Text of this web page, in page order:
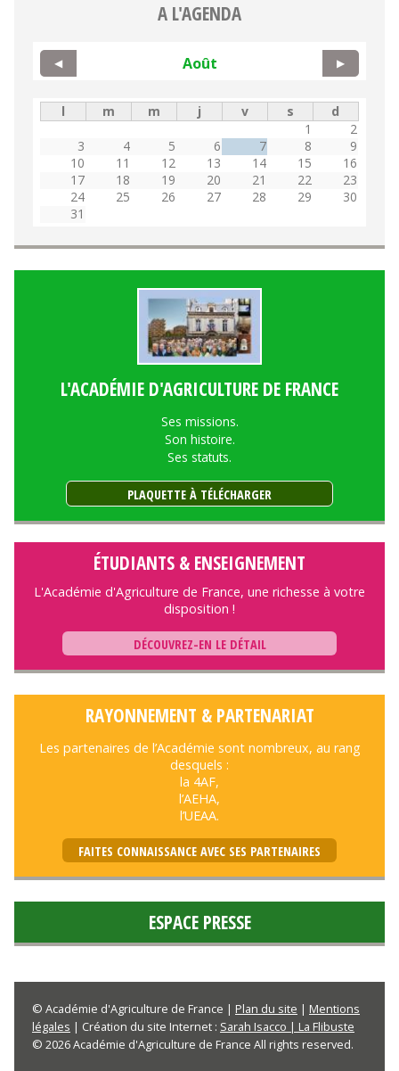
A L'AGENDA
Août
◀ ▶
l m m j v s
d
1
2
3
4 5 6 7 8
9
10
11 12 13 14 15
16
17
18 19 20 21 22
23
24
25 26 27 28 29
30
31
L'ACADÉMIE D'AGRICULTURE DE FRANCE
Ses missions.
Son histoire.
Ses statuts.
PLAQUETTE À TÉLÉCHARGER
ÉTUDIANTS & ENSEIGNEMENT
L'Académie d'Agriculture de France, une richesse à votre
disposition !
DÉCOUVREZ-EN LE DÉTAIL
RAYONNEMENT & PARTENARIAT
Les partenaires de l’Académie sont nombreux, au rang
desquels :
la 4AF,
l’AEHA,
l’UEAA.
FAITES CONNAISSANCE AVEC SES PARTENAIRES
ESPACE PRESSE
© Académie d'Agriculture de France | Plan du site | Mentions
légales | Création du site Internet : Sarah Isacco | La Flibuste
© 2026 Académie d'Agriculture de France All rights reserved.